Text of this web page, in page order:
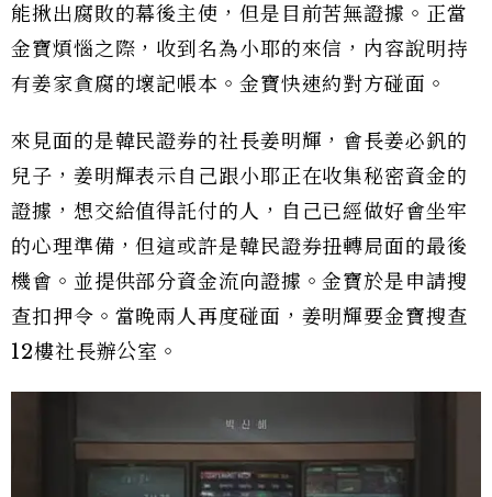
能揪出腐敗的幕後主使，但是目前苦無證據。正當
金寶煩惱之際，收到名為小耶的來信，內容說明持
有姜家貪腐的壞記帳本。金寶快速約對方碰面。
來見面的是韓民證券的社長姜明輝，會長姜必釩的
兒子，姜明輝表示自己跟小耶正在收集秘密資金的
證據，想交給值得託付的人，自己已經做好會坐牢
的心理準備，但這或許是韓民證券扭轉局面的最後
機會。並提供部分資金流向證據。金寶於是申請搜
查扣押令。當晚兩人再度碰面，姜明輝要金寶搜查
12樓社長辦公室。